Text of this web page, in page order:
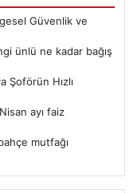
Güvenlik ve
ünlü ne kadar bağış
Şoförün Hızlı
ayı faiz
mutfağı